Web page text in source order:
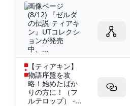
画像ページ
(8/12) 『ゼルダ
の伝説 ティアキ
ン』UTコレクシ
ョンが発売
中、...
【ティアキン】
物語序盤を攻
略！始めたばか
りの方に！（フ
ルテロップ） -...